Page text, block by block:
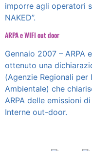
imporre agli operatori
NAKED”.
ARPA e WIFI out door
Gennaio 2007 – ARPA
ottenuto una
(Agenzie Regionali
Ambientale) che
ARPA delle emissioni
Interne out-door.